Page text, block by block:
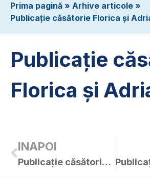
Prima pagină » Arhive articole »
Publicație căsătorie Florica și
Publicație
Florica și
INAPOI
Publicație căsătorie Ioana și Nicolae